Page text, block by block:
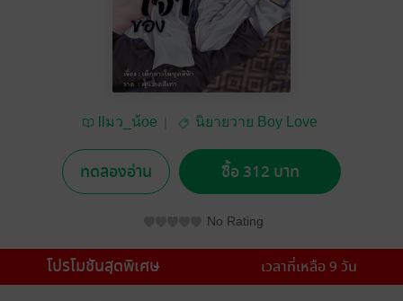
llมว_น้oe
นิยายวาย Boy Love
ทดลองอ่าน ซื้อ 312 บาท
No Rating
โปรโมชันสุดพิเศษ เวลาที่เหลือ 9 วัน